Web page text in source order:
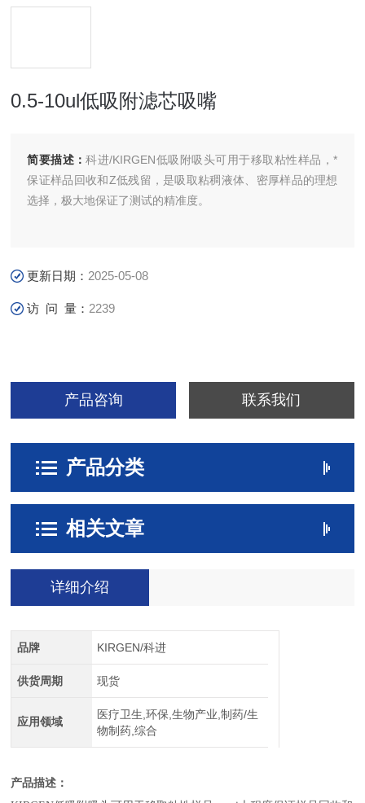
0.5-10ul低吸附滤芯吸嘴
简要描述：科进/KIRGEN低吸附吸头可用于移取粘性样品，*
保证样品回收和Z低残留，是吸取粘稠液体、密厚样品的理想
选择，极大地保证了测试的精准度。
更新日期： 2025-05-08
访 问 量： 2239
产品咨询 联系我们
产品分类
相关文章
详细介绍
品牌 KIRGEN/科进
供货周期 现货
应用领域
医疗卫生,环保,生物产业,制药/生
物制药,综合
产品描述：